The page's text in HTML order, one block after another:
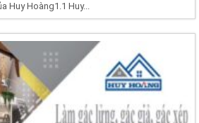
Huy Hoàng1.1 Huy...